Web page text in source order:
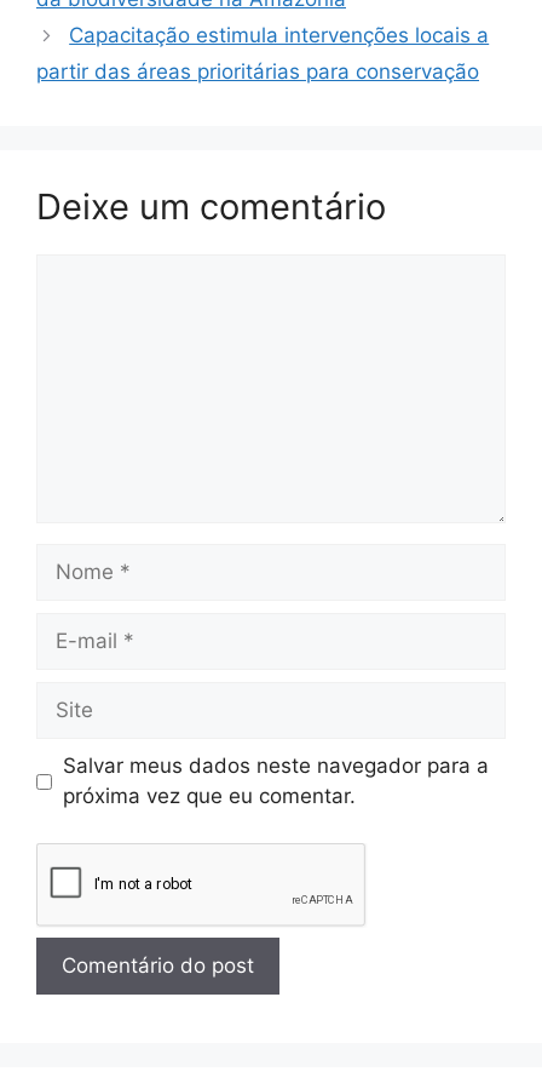
Capacitação estimula intervenções locais a
partir das áreas prioritárias para conservação
Deixe um comentário
Salvar meus dados neste navegador para a
próxima vez que eu comentar.